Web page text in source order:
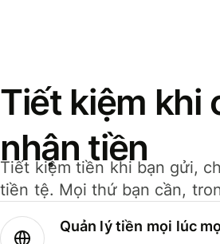
Tiết kiệm khi
nhận tiền
Tiết kiệm tiền khi bạn gửi,
tiền tệ. Mọi thứ bạn cần,
Quản lý tiền mọi lúc